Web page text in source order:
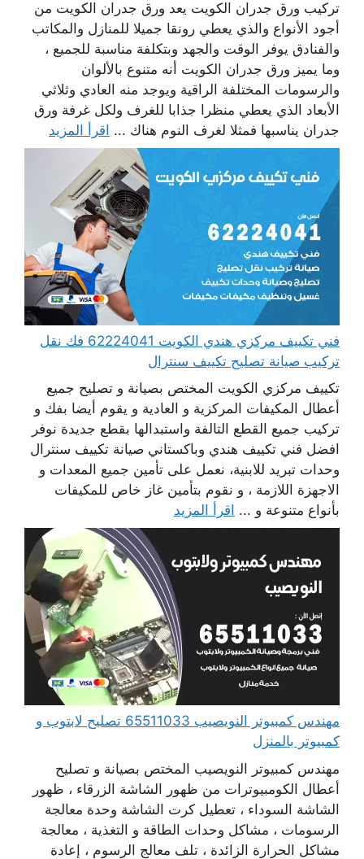
تركيب ورق جدران الكويت يعد ورق جدران الكويت من
أجود الأنواع والذي يعطي رونقا جميلا للمنازل والمكاتب
والفنادق يوفر الوقت والجهد وبتكلفة مناسبة للجميع ،
وما يميز ورق جدران الكويت أنه متنوع بالألوان
والرسومات المختلفة الراقية ويوجد منه العادي وثلاثي
الأبعاد الذي يعطي منظرا جذابا للغرف ولكل غرفة ورق
جدران يناسبها فمثلا لغرف النوم هناك ... اقرأ المزيد
فني تكييف مركزي هندي الكويت 62224041 فك نقل
تركيب صيانة تصليح تكييف سنترال
تكييف مركزي الكويت المختص بصيانة و تصليح جميع
أعطال المكيفات المركزية و العادية و يقوم أيضا بفك و
تركيب جميع القطع التالفة واستبدالها بقطع جديدة نوفر
افضل فني تكييف هندي وباكستاني صيانة تكييف سنترال
وحدات تبريد للابنية، نعمل على تأمين جميع المعدات و
الاجهزة اللازمة ، و نقوم بتأمين غاز خاص للمكيفات
بأنواع متنوعة و ... اقرأ المزيد
مهندس كمبيوتر النويصيب 65511033 تصليح لابتوب و
كمبيوتر بالمنزل
مهندس كمبيوتر النويصيب المختص بصيانة و تصليح
أعطال الكومبيوترات من ظهور الشاشة الزرقاء ، ظهور
الشاشة السوداء ، تعطيل كرت الشاشة وحدة معالجة
الرسومات ، مشاكل وحدات الطاقة و التغذية ، معالجة
مشاكل الحرارة الزائدة ، تلف معالج الرسوم ، إعادة